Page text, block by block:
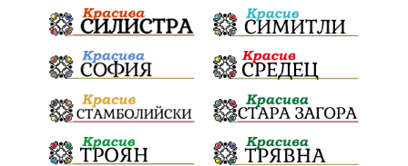
КомарДрон КитайскаТехнология
ВоенниТехнологии Наркотици Дрога
НелегалнаЛаборатория Байрактаров